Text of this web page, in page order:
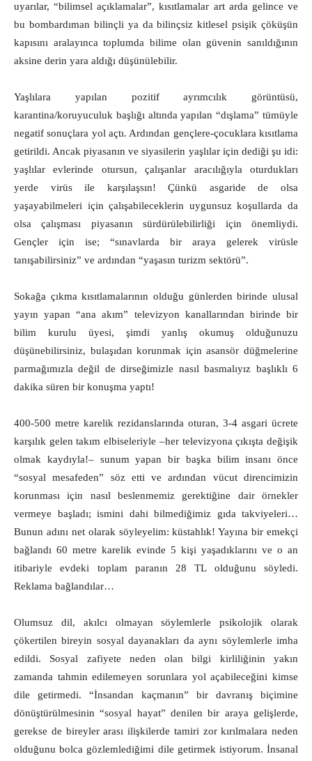
uyarılar, “bilimsel açıklamalar”, kısıtlamalar art arda gelince ve
bu bombardıman bilinçli ya da bilinçsiz kitlesel psişik çöküşün
kapısını aralayınca toplumda bilime olan güvenin sanıldığının
aksine derin yara aldığı düşünülebilir.
Yaşlılara yapılan pozitif ayrımcılık görüntüsü,
karantina/koruyuculuk başlığı altında yapılan “dışlama” tümüyle
negatif sonuçlara yol açtı. Ardından gençlere-çocuklara kısıtlama
getirildi. Ancak piyasanın ve siyasilerin yaşlılar için dediği şu idi:
yaşlılar evlerinde otursun, çalışanlar aracılığıyla oturdukları
yerde virüs ile karşılaşsın! Çünkü asgaride de olsa
yaşayabilmeleri için çalışabileceklerin uygunsuz koşullarda da
olsa çalışması piyasanın sürdürülebilirliği için önemliydi.
Gençler için ise; “sınavlarda bir araya gelerek virüsle
tanışabilirsiniz” ve ardından “yaşasın turizm sektörü”.
Sokağa çıkma kısıtlamalarının olduğu günlerden birinde ulusal
yayın yapan “ana akım” televizyon kanallarından birinde bir
bilim kurulu üyesi, şimdi yanlış okumuş olduğunuzu
düşünebilirsiniz, bulaşıdan korunmak için asansör düğmelerine
parmağımızla değil de dirseğimizle nasıl basmalıyız başlıklı 6
dakika süren bir konuşma yaptı!
400-500 metre karelik rezidanslarında oturan, 3-4 asgari ücrete
karşılık gelen takım elbiseleriyle –her televizyona çıkışta değişik
olmak kaydıyla!‒ sunum yapan bir başka bilim insanı önce
“sosyal mesafeden” söz etti ve ardından vücut direncimizin
korunması için nasıl beslenmemiz gerektiğine dair örnekler
vermeye başladı; ismini dahi bilmediğimiz gıda takviyeleri…
Bunun adını net olarak söyleyelim: küstahlık! Yayına bir emekçi
bağlandı 60 metre karelik evinde 5 kişi yaşadıklarını ve o an
itibariyle evdeki toplam paranın 28 TL olduğunu söyledi.
Reklama bağlandılar…
Olumsuz dil, akılcı olmayan söylemlerle psikolojik olarak
çökertilen bireyin sosyal dayanakları da aynı söylemlerle imha
edildi. Sosyal zafiyete neden olan bilgi kirliliğinin yakın
zamanda tahmin edilemeyen sorunlara yol açabileceğini kimse
dile getirmedi. “İnsandan kaçmanın” bir davranış biçimine
dönüştürülmesinin “sosyal hayat” denilen bir araya gelişlerde,
gerekse de bireyler arası ilişkilerde tamiri zor kırılmalara neden
olduğunu bolca gözlemlediğimi dile getirmek istiyorum. İnsanal